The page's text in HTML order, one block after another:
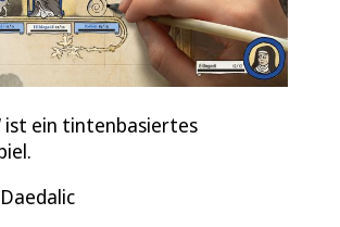
ist ein tintenbasiertes